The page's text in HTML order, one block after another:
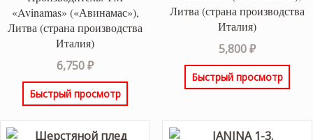
«Avinamas» («Авинамас»),
Литва (страна производства
Италия)
6,750₽
Быстрый просмотр
Литва (страна производства
Италия)
5,800₽
Быстрый просмотр